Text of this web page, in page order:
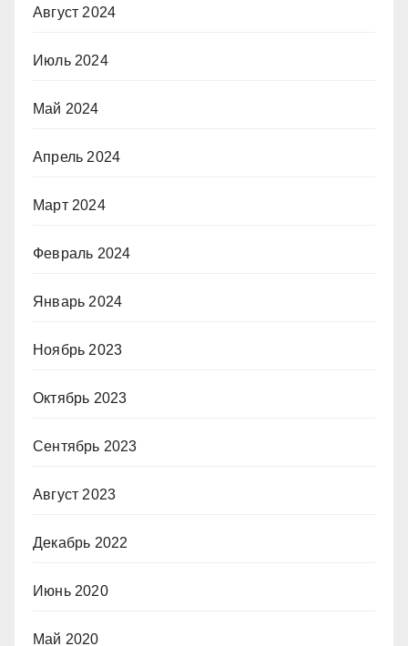
Август 2024
Июль 2024
Май 2024
Апрель 2024
Март 2024
Февраль 2024
Январь 2024
Ноябрь 2023
Октябрь 2023
Сентябрь 2023
Август 2023
Декабрь 2022
Июнь 2020
Май 2020